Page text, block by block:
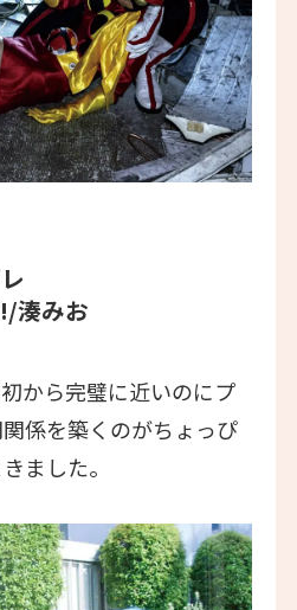
湊みお
から完璧に近いのにプ
係を築くのがちょっぴ
ました。